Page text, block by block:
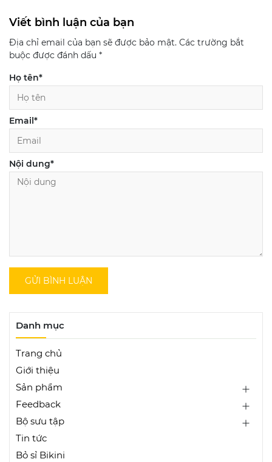
Viết bình luận của bạn
Địa chỉ email của bạn sẽ được bảo mật. Các trường bắt
buộc được đánh dấu *
Họ tên*
Email*
Nội dung*
GỬI BÌNH LUẬN
Danh mục
Trang chủ
Giới thiệu
Sản phẩm
Feedback
Bộ sưu tập
Tin tức
Bỏ sỉ Bikini